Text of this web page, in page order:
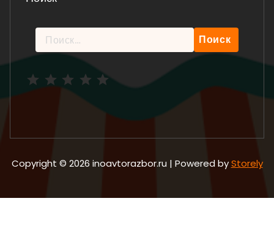
Найти:
Copyright © 2026 inoavtorazbor.ru | Powered byStorely